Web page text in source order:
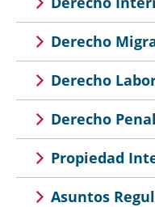
Derecho
Derecho
Derecho Penal
Propiedad
Asuntos